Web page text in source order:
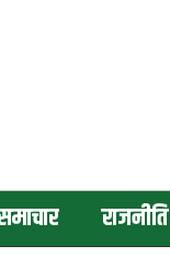
राजनीति